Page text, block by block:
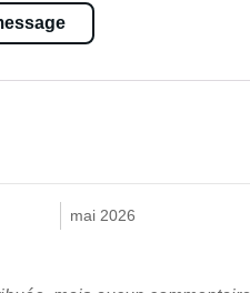
mai 2026